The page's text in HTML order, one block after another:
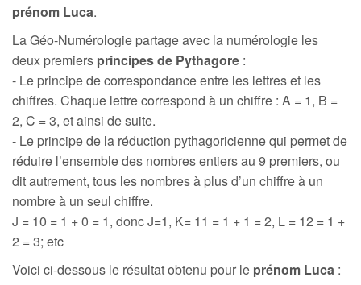
prénom Luca.
La Géo-Numérologie partage avec la numérologie les
deux premiers principes de Pythagore :
- Le principe de correspondance entre les lettres et les
chiffres. Chaque lettre correspond à un chiffre : A = 1, B =
2, C = 3, et ainsi de suite.
- Le principe de la réduction pythagoricienne qui permet de
réduire l’ensemble des nombres entiers au 9 premiers, ou
dit autrement, tous les nombres à plus d’un chiffre à un
nombre à un seul chiffre.
J = 10 = 1 + 0 = 1, donc J=1, K= 11 = 1 + 1 = 2, L = 12 = 1 +
2 = 3; etc
Voici ci-dessous le résultat obtenu pour le prénom Luca :